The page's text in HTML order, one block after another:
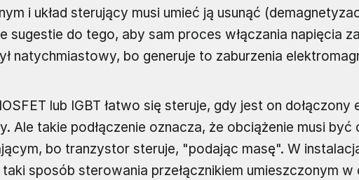
i układ sterujący musi umieć ją usunąć
sugestie do tego, aby sam proces włączania napięcia
natychmiastowy, bo generuje to zaburzenia
lub IGBT łatwo się steruje, gdy jest on dołączony
Ale takie podłączenie oznacza, że obciążenie musi być
bo tranzystor steruje, "podając masę". W
sposób sterowania przełącznikiem umieszczonym w